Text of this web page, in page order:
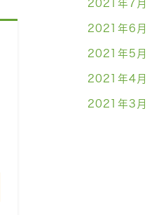
2021年7月
2021年6月
2021年5月
2021年4月
2021年3月